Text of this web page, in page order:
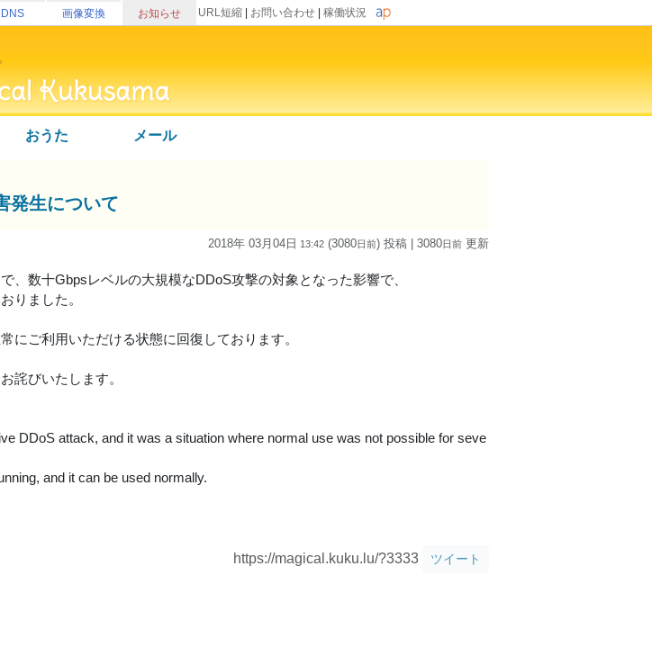
画像変換 お知らせ URL短縮 お問い合わせ 稼働状況
おうた メール
発生について
2018年 03月04日 13:42 (3080日前) 投稿 | 3080日前 更新
、数十Gbpsレベルの大規模なDDoS攻撃の対象となった影響で、
りました。
にご利用いただける状態に回復しております。
詫びいたします。
DDoS attack, and it was a situation where normal use was not possible for seve
and it can be used normally.
https://magical.kuku.lu/?3333 ツイート